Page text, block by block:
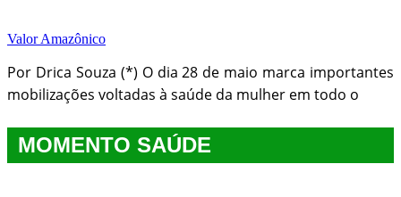
Valor Amazônico
Por Drica Souza (*) O dia 28 de maio marca importantes
mobilizações voltadas à saúde da mulher em todo o
MOMENTO SAÚDE